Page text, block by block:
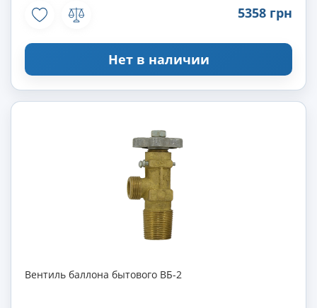
5358 грн
Нет в наличии
Вентиль баллона бытового ВБ-2